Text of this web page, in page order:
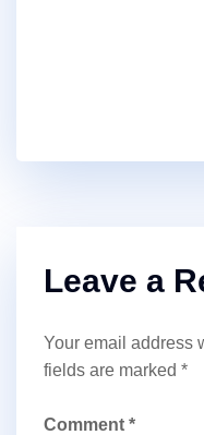
Leave a
Your email address
fields are marked *
Comment *